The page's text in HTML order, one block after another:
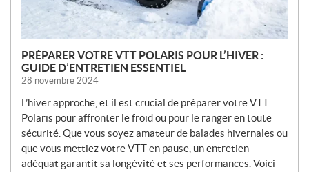
PRÉPARER VOTRE VTT POLARIS POUR L’HIVER :
GUIDE D’ENTRETIEN ESSENTIEL
28 novembre 2024
L’hiver approche, et il est crucial de préparer votre VTT
Polaris pour affronter le froid ou pour le ranger en toute
sécurité. Que vous soyez amateur de balades hivernales ou
que vous mettiez votre VTT en pause, un entretien
adéquat garantit sa longévité et ses performances. Voici